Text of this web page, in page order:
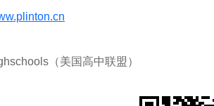
（美国高中联盟）